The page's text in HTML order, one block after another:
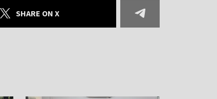
SHARE ON X